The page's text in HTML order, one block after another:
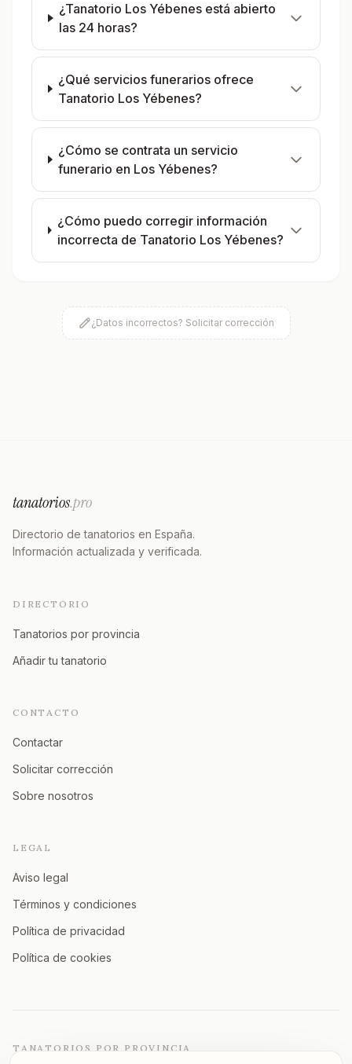
¿Tanatorio Los Yébenes está abierto
las 24 horas?
¿Qué servicios funerarios ofrece
Tanatorio Los Yébenes?
¿Cómo se contrata un servicio
funerario en Los Yébenes?
¿Cómo puedo corregir información
incorrecta de Tanatorio Los Yébenes?
¿Datos incorrectos? Solicitar corrección
tanatorios.pro
Directorio de tanatorios en España.
Información actualizada y verificada.
DIRECTORIO
Tanatorios por provincia
Añadir tu tanatorio
CONTACTO
Contactar
Solicitar corrección
Sobre nosotros
LEGAL
Aviso legal
Términos y condiciones
Política de privacidad
Política de cookies
TANATORIOS POR PROVINCIA